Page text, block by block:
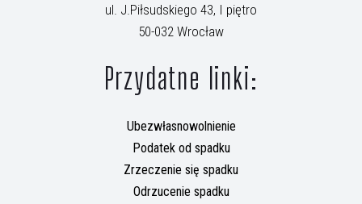
ul. J.Piłsudskiego 43, I piętro
50-032 Wrocław
Przydatne linki:
Ubezwłasnowolnienie
Podatek od spadku
Zrzeczenie się spadku
Odrzucenie spadku